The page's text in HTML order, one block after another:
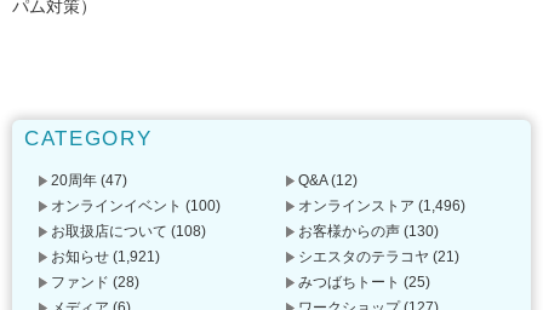
パム対策）
CATEGORY
20周年 (47) Q&A(12)
オンラインイベント (100) オンラインストア (1,496)
お取扱店について (108) お客様からの声 (130)
お知らせ (1,921) シエスタのテラコヤ (21)
ファンド (28) みつばちトート (25)